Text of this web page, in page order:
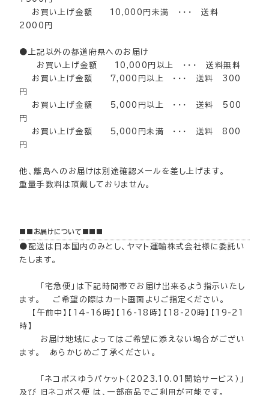
お買い上げ金額 10,000円未満 ・・・ 送料
2000円
●上記以外の都道府県へのお届け
お買い上げ金額 10,000円以上 ・・・ 送料無料
お買い上げ金額 7,000円以上 ・・・ 送料 300
円
お買い上げ金額 5,000円以上 ・・・ 送料 500
円
お買い上げ金額 5,000円未満 ・・・ 送料 800
円
他、離島へのお届けは別途確認メールを差し上げます。
重量手数料は頂戴しておりません。
■■お届けについて■■■
●配送は日本国内のみとし、ヤマト運輸株式会社様に委託い
たします。
「宅急便」は下記時間帯でお届け出来るよう指示いたし
ます。 ご希望の際はカート画面よりご指定ください。
【午前中】【14-16時】【16-18時】【18-20時】【19-21
時】
お届け地域によってはご希望に添えない場合がござい
ます。 あらかじめご了承ください。
「ネコポスゆうパケット（2023.10.01開始サービス）」
及び 旧ネコポス便 は、一部商品でご利用が可能です。